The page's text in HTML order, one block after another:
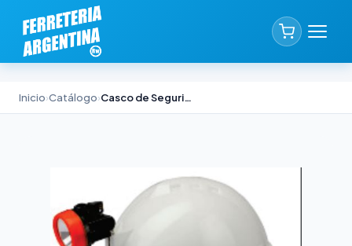
Inicio›Catálogo› Casco de Seguridad Libus Milenium Class sin Ventilación Blanco